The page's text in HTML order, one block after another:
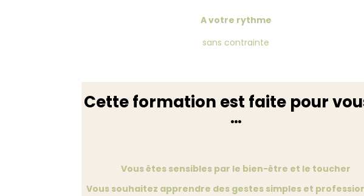
A votre rythme
sans contrainte
Cette formation est faite pour
…
Vous êtes sensibles par le bien-être et le toucher
Vous souhaitez apprendre des gestes simples et